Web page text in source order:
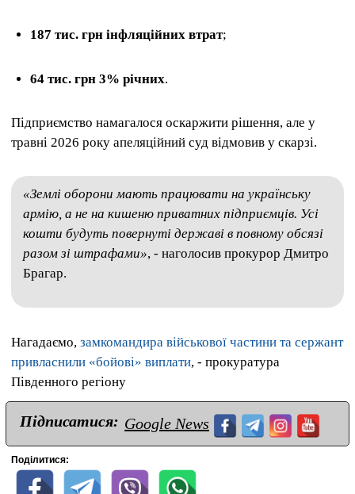
187 тис. грн інфляційних втрат;
64 тис. грн 3% річних.
Підприємство намагалося оскаржити рішення, але у
травні 2026 року апеляційний суд відмовив у скарзі.
«Землі оборони мають працювати на українську
армію, а не на кишеню приватних підприємців. Усі
кошти будуть повернуті державі в повному обсязі
разом зі штрафами», - наголосив прокурор Дмитро
Брагар.
Нагадаємо, замкомандира військової частини та сержант
привласнили «бойові» виплати, - прокуратура
Південного регіону
Підписатися: Google News
Поділитися: